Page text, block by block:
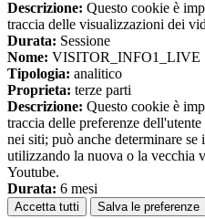
Descrizione: Questo cookie è
traccia delle visualizzazioni dei
Durata: Sessione
Nome: VISITOR_INFO1_LIVE
Tipologia: analitico
Proprieta: terze parti
Descrizione: Questo cookie è
traccia delle preferenze
nei siti; può anche determinare
utilizzando la nuova o la vecchia
Youtube.
Durata: 6 mesi
Accetta tutti Salva le preferenze